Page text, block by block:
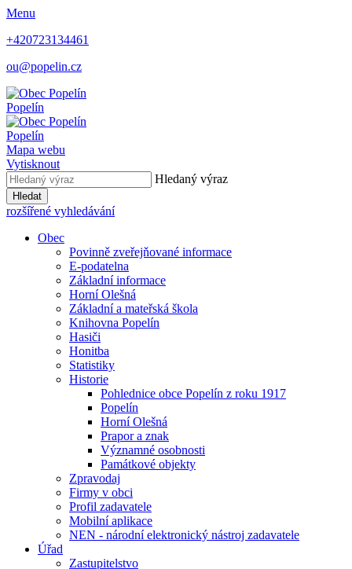
Menu
+420723134461
ou@popelin.cz
Popelín
Popelín
Mapa webu
Vytisknout
Hledaný výraz
Hledat
rozšířené vyhledávání
Obec
Povinně zveřejňované informace
E-podatelna
Základní informace
Horní Olešná
Základní a mateřská škola
Knihovna Popelín
Hasiči
Honitba
Statistiky
Historie
Pohlednice obce Popelín z roku 1917
Popelín
Horní Olešná
Prapor a znak
Významné osobnosti
Památkové objekty
Zpravodaj
Firmy v obci
Profil zadavatele
Mobilní aplikace
NEN - národní elektronický nástroj zadavatele
Úřad
Zastupitelstvo